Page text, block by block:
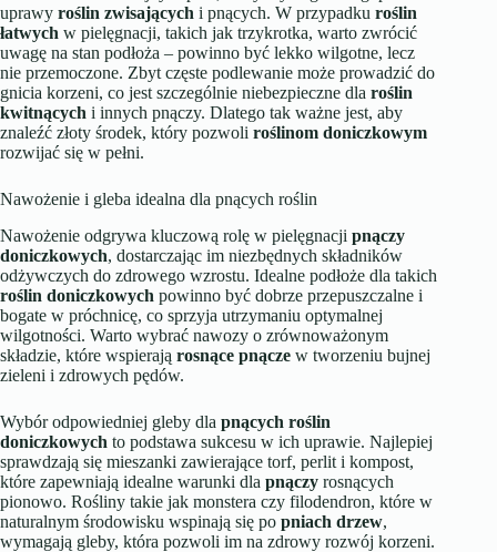
uprawy roślin zwisających i pnących. W przypadku roślin
łatwych w pielęgnacji, takich jak trzykrotka, warto zwrócić
uwagę na stan podłoża – powinno być lekko wilgotne, lecz
nie przemoczone. Zbyt częste podlewanie może prowadzić do
gnicia korzeni, co jest szczególnie niebezpieczne dla roślin
kwitnących i innych pnączy. Dlatego tak ważne jest, aby
znaleźć złoty środek, który pozwoli roślinom doniczkowym
rozwijać się w pełni.
Nawożenie i gleba idealna dla pnących roślin
Nawożenie odgrywa kluczową rolę w pielęgnacji pnączy
doniczkowych, dostarczając im niezbędnych składników
odżywczych do zdrowego wzrostu. Idealne podłoże dla takich
roślin doniczkowych powinno być dobrze przepuszczalne i
bogate w próchnicę, co sprzyja utrzymaniu optymalnej
wilgotności. Warto wybrać nawozy o zrównoważonym
składzie, które wspierają rosnące pnącze w tworzeniu bujnej
zieleni i zdrowych pędów.
Wybór odpowiedniej gleby dla pnących roślin
doniczkowych to podstawa sukcesu w ich uprawie. Najlepiej
sprawdzają się mieszanki zawierające torf, perlit i kompost,
które zapewniają idealne warunki dla pnączy rosnących
pionowo. Rośliny takie jak monstera czy filodendron, które w
naturalnym środowisku wspinają się po pniach drzew,
wymagają gleby, która pozwoli im na zdrowy rozwój korzeni.